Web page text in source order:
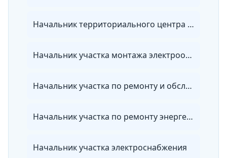
Начальник территориального центра ведомственного энергетического надзора
Начальник участка монтажа электрооборудования
Начальник участка по ремонту и обслуживанию электрооборудования
Начальник участка по ремонту энергетического оборудования, зданий и сооружений
Начальник участка электроснабжения